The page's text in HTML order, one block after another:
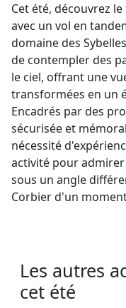
Cet été, découvrez
avec un vol en
domaine des
de contempler des
le ciel, offrant une
transformées en un
Encadrés par des
sécurisée et
nécessité
activité pour
sous un angle
Corbier d'un
Les autres
cet été